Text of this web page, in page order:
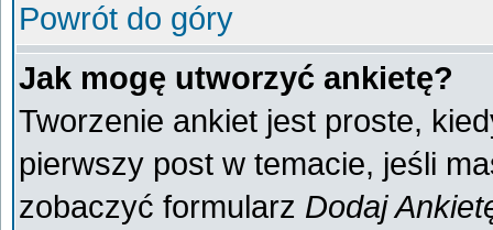
Powrót do góry
Jak mogę utworzyć ankietę?
Tworzenie ankiet jest proste,
pierwszy post w temacie, jeśli
zobaczyć formularz Dodaj